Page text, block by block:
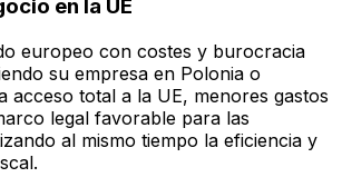
en la UE
europeo con costes y burocracia
su empresa en Polonia o
acceso total a la UE, menores gastos
legal favorable para las
al mismo tiempo la eficiencia y